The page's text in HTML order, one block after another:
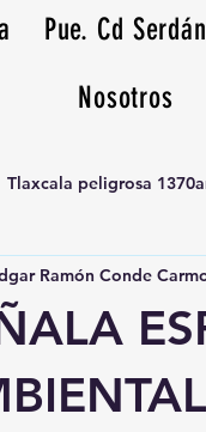
Pue. Cd Serdán
Nosotros
Tlaxcala peligrosa
radio 1370am
Ramón Conde